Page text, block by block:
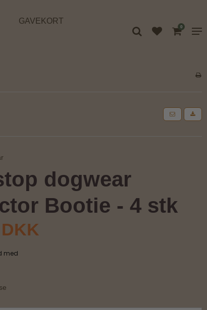
GAVEKORT
0
dogwear
Bootie - 4 stk